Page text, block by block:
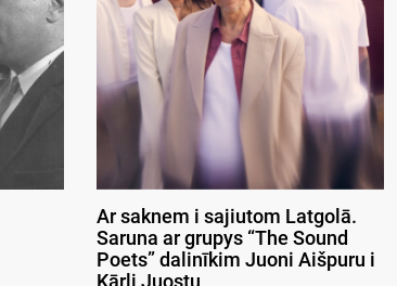
Ar saknem i sajiutom Latgolā.
Saruna ar grupys “The Sound
Poets” dalinīkim Juoni Aišpuru i
Kārli Juostu